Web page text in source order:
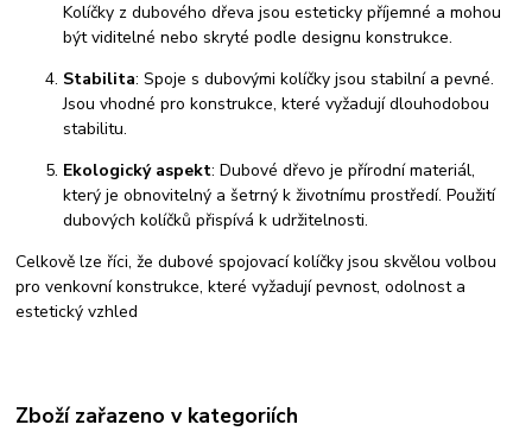
Kolíčky z dubového dřeva jsou esteticky příjemné a mohou
být viditelné nebo skryté podle designu konstrukce.
Stabilita: Spoje s dubovými kolíčky jsou stabilní a pevné.
Jsou vhodné pro konstrukce, které vyžadují dlouhodobou
stabilitu.
Ekologický aspekt: Dubové dřevo je přírodní materiál,
který je obnovitelný a šetrný k životnímu prostředí. Použití
dubových kolíčků přispívá k udržitelnosti.
Celkově lze říci, že dubové spojovací kolíčky jsou skvělou volbou
pro venkovní konstrukce, které vyžadují pevnost, odolnost a
estetický vzhled
Zboží zařazeno v kategoriích